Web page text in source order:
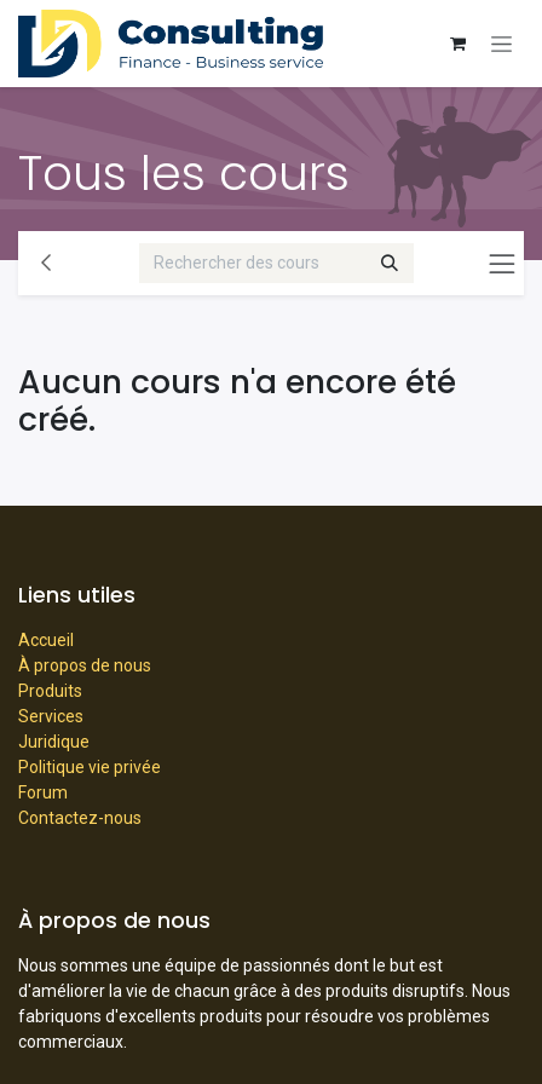
Se rendre au contenu
Tous les cours
Aucun cours n'a encore été
créé.
Liens utiles
Accueil
À propos de nous
Produits
Services
Juridique
Politique vie privée
Forum
Contactez-nous
À propos de nous
Nous sommes une équipe de passionnés dont le but est
d'améliorer la vie de chacun grâce à des produits disruptifs. Nous
fabriquons d'excellents produits pour résoudre vos problèmes
commerciaux.